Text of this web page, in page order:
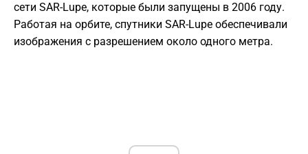
сети SAR-Lupe, которые были запущены в 2006 году.
Работая на орбите, спутники SAR-Lupe обеспечивали
изображения с разрешением около одного метра.